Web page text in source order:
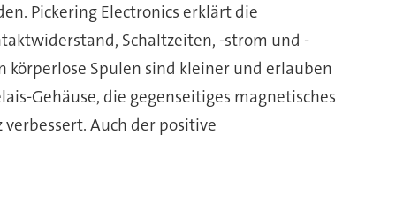
Pickering Electronics erklärt die
Schaltzeiten, -strom und -
körperlose Spulen sind kleiner und erlauben
Gehäuse, die gegenseitiges magnetisches
Auch der positive